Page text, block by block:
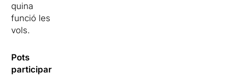
quina
funció les
vols.
Pots
participar